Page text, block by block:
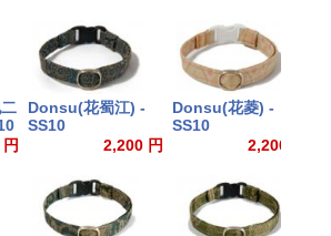
Donsu(花蜀江) -
SS10
2,200 円
Donsu(花菱) -
SS10
2,200 円